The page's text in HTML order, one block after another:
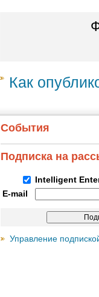
Как
События
Подписка на
Intelligent
E-mail
Управление